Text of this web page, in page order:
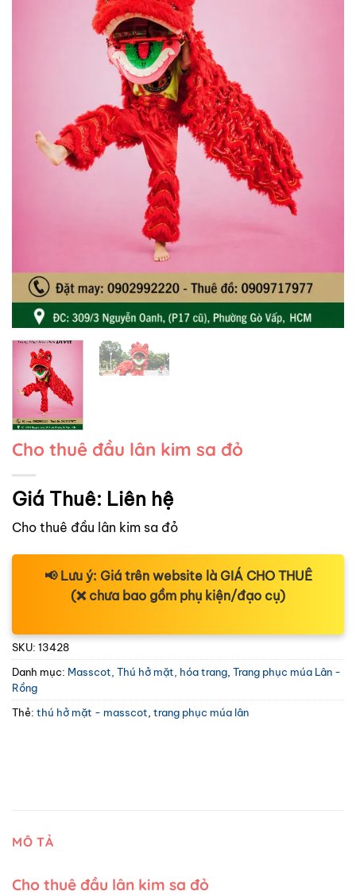
Cho thuê đầu lân kim sa đỏ
Giá Thuê: Liên hệ
Cho thuê đầu lân kim sa đỏ
📢 Lưu ý: Giá trên website là GIÁ CHO THUÊ
(❌ chưa bao gồm phụ kiện/đạo cụ)
SKU: 13428
Danh mục: Masscot, Thú hở mặt, hóa trang Trang phục múa Lân -
Rồng
Thẻ: thú hở mặt - masscot trang phục múa lân
MÔ TẢ
Cho thuê đầu lân kim sa đỏ